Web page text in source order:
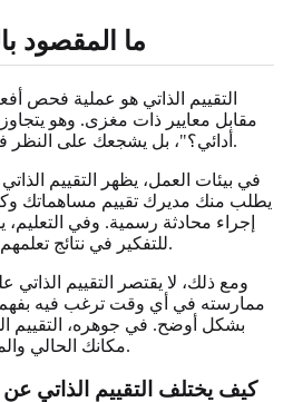
ما المقصود
التقييم الذاتي هو عملية فحص
مقابل معايير ذات مغزى. وهو
أدائي؟"، بل يشجعك على النظر في ما نجح وما لم ينجح، ولماذا.
في بيئات العمل، يظهر التقييم
يطلب منك مديرك تقييم مساهماتك
إجراء محادثة رسمية. وفي التعليم،
للتفكير في نتائج تعلمهم وتعديل استراتيجيات الدراسة.
ومع ذلك، لا يقتصر التقييم
ممارسته في أي وقت ترغب فيه بفهم
بشكل أوضح. في جوهره، التقييم
مكانك الحالي والمكان الذي تطمح للوصول إليه.
كيف يختلف التقييم الذاتي عن